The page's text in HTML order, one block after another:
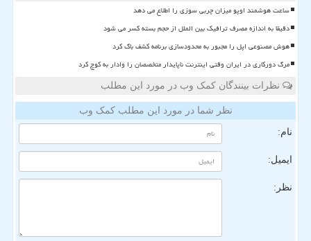
ساعت هوشمند اوپو میزان چربی سوزی را اطلاع می دهد
دقیقا به اندازه مصرف ترافیک بین الملل از حجم بسته کسر می شود
هوش مصنوعی اپل را مجبور به محدودسازی برنامه کشف باگ کرد
مرگ دورکاری در ایران وقتی اینترنت ناپایدار متخصصان را وادار به کوچ کرد
نظرات بینندگان کمک وب در مورد این مطلب
نظر شما در مورد این مطلب کمک وب
نام:
ایمیل:
نظر: